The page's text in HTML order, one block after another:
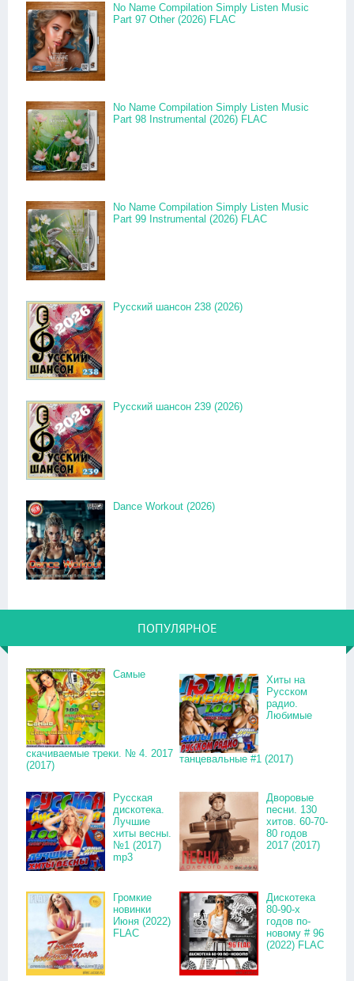
No Name Compilation Simply Listen Music
Part 97 Other (2026) FLAC
No Name Compilation Simply Listen Music
Part 98 Instrumental (2026) FLAC
No Name Compilation Simply Listen Music
Part 99 Instrumental (2026) FLAC
Русский шансон 238 (2026)
Русский шансон 239 (2026)
Dance Workout (2026)
ПОПУЛЯРНОЕ
Самые
скачиваемые треки. № 4. 2017
(2017)
Хиты на
Русском
радио.
Любимые
танцевальные #1 (2017)
Русская
дискотека.
Лучшие
хиты весны.
№1 (2017)
mp3
Дворовые
песни. 130
хитов. 60-70-
80 годов
2017 (2017)
Громкие
новинки
Июня (2022)
FLAC
Дискотека
80-90-х
годов по-
новому # 96
(2022) FLAC